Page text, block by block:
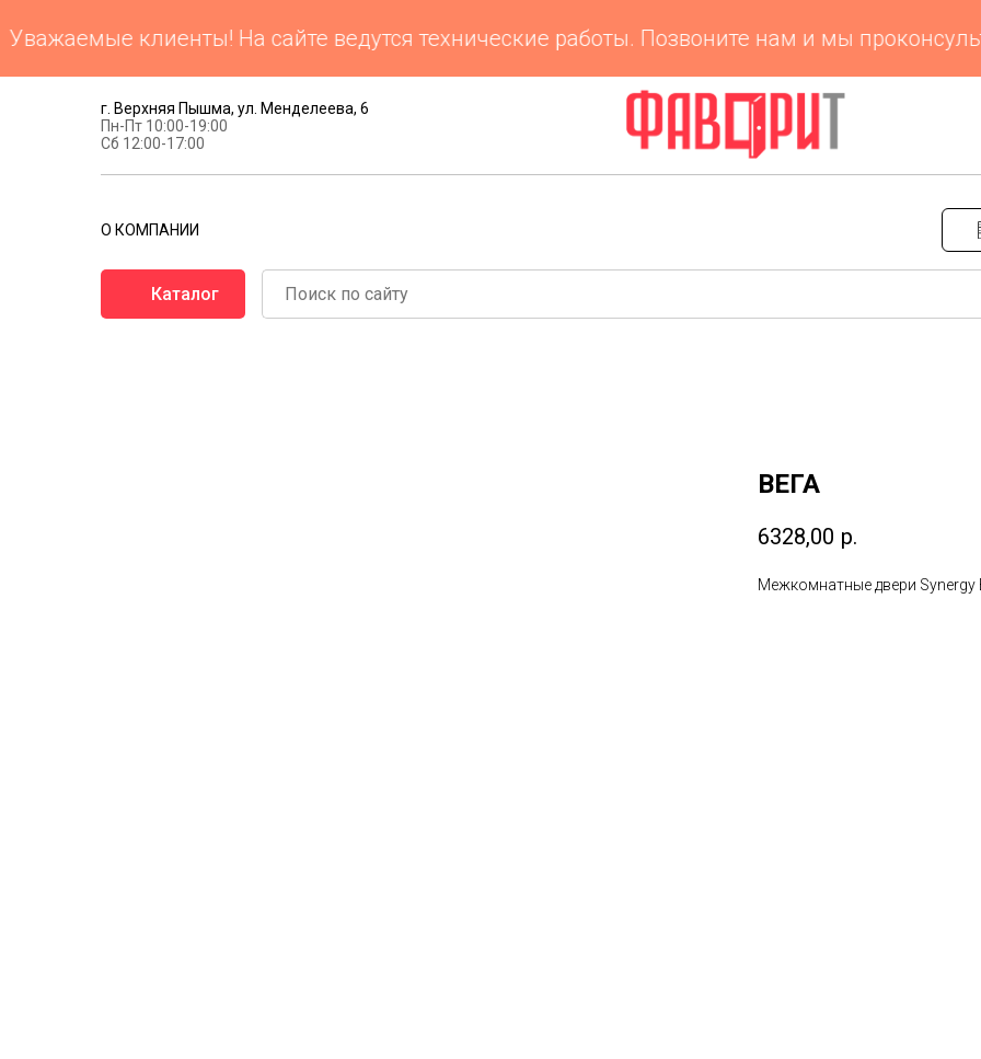
клиенты! На сайте ведутся технические работы. Позвоните нам и мы
г. Верхняя Пышма, ул. Менделеева, 6
Пн-Пт 10:00-19:00
Сб 12:00-17:00
О КОМПАНИИ
Каталог
ВЕГА
6328,00 р.
Межкомнатные двери Synergy